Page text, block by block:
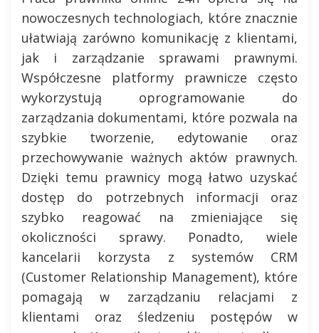
nowoczesnych technologiach, które znacznie
ułatwiają zarówno komunikację z klientami,
jak i zarządzanie sprawami prawnymi.
Współczesne platformy prawnicze często
wykorzystują oprogramowanie do
zarządzania dokumentami, które pozwala na
szybkie tworzenie, edytowanie oraz
przechowywanie ważnych aktów prawnych.
Dzięki temu prawnicy mogą łatwo uzyskać
dostęp do potrzebnych informacji oraz
szybko reagować na zmieniające się
okoliczności sprawy. Ponadto, wiele
kancelarii korzysta z systemów CRM
(Customer Relationship Management), które
pomagają w zarządzaniu relacjami z
klientami oraz śledzeniu postępów w